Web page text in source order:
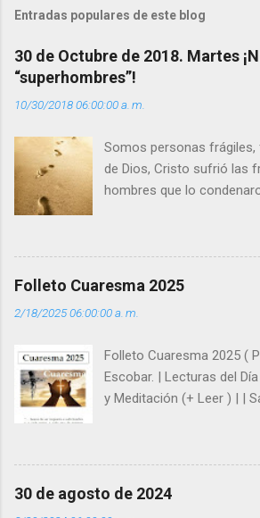
t
r
i
o
s
Entradas populares de este blog
30 de Octubre de 2018. Martes
“superhombres”!
10/30/2018 06:00:00 a. m.
Somos personas
de Dios, Cristo sufrió las
hombres que lo
enseña Jesucristo? Que,
huellas, sin ser
siempre está pendiente
y protegidos por
árbol sin frutos, pero tú
que al menos mis ramas y
super hombre? -
gracia de Dios? Julián
Día (+ Leer ). | Evangelio y
Folleto Cuaresma 2025
2/18/2025 06:00:00 a. m.
Folleto Cuaresma 2025 (
Escobar. | Lecturas del
y Meditación (+ Leer ) | |
30 de agosto de 2024